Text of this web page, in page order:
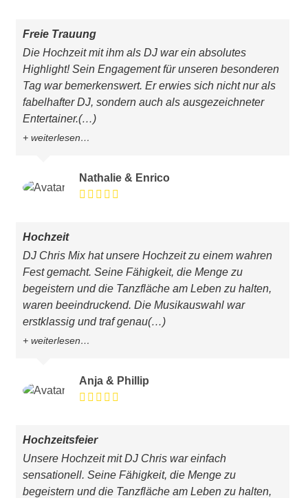
Freie Trauung
Die Hochzeit mit ihm als DJ war ein absolutes
Highlight! Sein Engagement für unseren besonderen
Tag war bemerkenswert. Er erwies sich nicht nur als
fabelhafter DJ, sondern auch als ausgezeichneter
Entertainer.(…)
weiterlesen…
Nathalie & Enrico
Hochzeit
DJ Chris Mix hat unsere Hochzeit zu einem wahren
Fest gemacht. Seine Fähigkeit, die Menge zu
begeistern und die Tanzfläche am Leben zu halten,
waren beeindruckend. Die Musikauswahl war
erstklassig und traf genau(…)
weiterlesen…
Anja & Phillip
Hochzeitsfeier
Unsere Hochzeit mit DJ Chris war einfach
sensationell. Seine Fähigkeit, die Menge zu
begeistern und die Tanzfläche am Leben zu halten,